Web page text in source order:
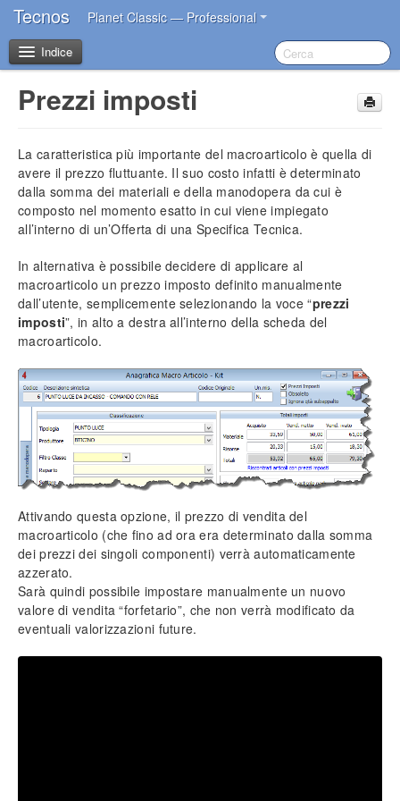
Tecnos Planet Classic — Professional
Indice
Benvenuto
I primi passi dopo l’acquisto
Introduzione
Impostazioni iniziali
Installazione del software
Account Tecnos
Azzeramento archivi
Inserimento dati aziendali
Inserimento operatori base
Impostazione sconti in acquisto
Impostazione blocco prezzi
Impostazione prezzi di vendita
Personalizzazione campi (tabelle)
Inserimento tariffe di manodopera
Intestazione documenti
Funzionalità protette
Info generali
Lavorare senza mouse
Filtri e strumenti di ricerca
Nomenclatura e terminologia
Prezzi imposti
La caratteristica più importante del macroarticolo è quella di
avere il prezzo fluttuante. Il suo costo infatti è determinato
dalla somma dei materiali e della manodopera da cui è
composto nel momento esatto in cui viene impiegato
all’interno di un’Offerta di una Specifica Tecnica.
In alternativa è possibile decidere di applicare al
macroarticolo un prezzo imposto definito manualmente
dall’utente, semplicemente selezionando la voce “prezzi
imposti”, in alto a destra all’interno della scheda del
macroarticolo.
Attivando questa opzione, il prezzo di vendita del
macroarticolo (che fino ad ora era determinato dalla somma
dei prezzi dei singoli componenti) verrà automaticamente
azzerato.
Sarà quindi possibile impostare manualmente un nuovo
valore di vendita “forfetario”, che non verrà modificato da
eventuali valorizzazioni future.